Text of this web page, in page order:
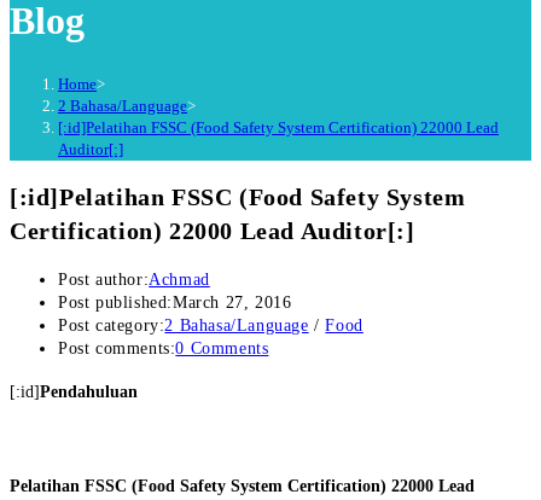
Blog
Home>
2 Bahasa/Language>
[:id]Pelatihan FSSC (Food Safety System Certification) 22000 Lead
Auditor[:]
[:id]Pelatihan FSSC (Food Safety System
Certification) 22000 Lead Auditor[:]
Post author:Achmad
Post published:March 27, 2016
Post category:2 Bahasa/Language / Food
Post comments:0 Comments
[:id]Pendahuluan
Pelatihan FSSC (Food Safety System Certification) 22000 Lead